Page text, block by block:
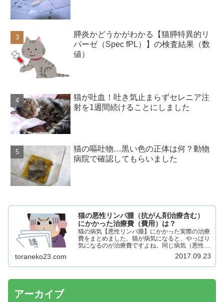
膵炎かどうかがわかる【猫膵特異的リ
パーゼ（Spec fPL）】の検査結果（数
値）
猫が吐血！吐き気止まらずセレニア注
射を1週間続けることにしました
猫の嘔吐物…黒い色の正体は何？動物
病院で確認してもらいました
猫の悪性リンパ腫（抗がん剤治療含む）
にかかった治療費（費用）は？
猫の病気【悪性リンパ腫】にかかった実際の治療
費をまとめました。猫が病気になると、やっぱり
気になるのが治療費ですよね。同じ病気（悪性リ
ンパ腫）でも、その仔の個体差や病気の進行状況
で違ってきますが、一例として参考になれば幸い
です。
toraneko23.com 2017.09.23
アーカイブ